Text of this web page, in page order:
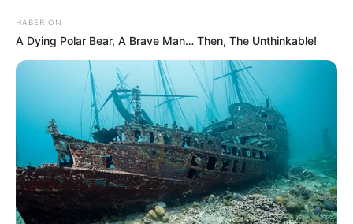
HABERION
A Dying Polar Bear, A Brave Man… Then, The Unthinkable!